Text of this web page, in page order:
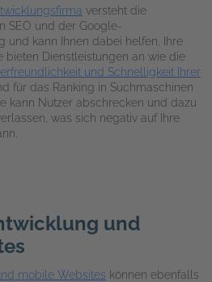
versteht die
SEO und der Google-
und kann Ihnen dabei helfen, Ihre
bieten Dienstleistungen an wie die
und Schnelligkeit Ihrer
für das Ranking in Suchmaschinen
kann Nutzer abschrecken und dazu
was sich negativ auf Ihre
und
mobile Websites können ebenfalls